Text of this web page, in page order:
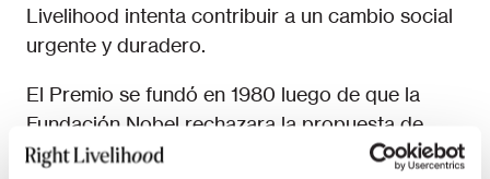
Livelihood intenta contribuir a un cambio social
urgente y duradero.
El Premio se fundó en 1980 luego de que la
Fundación Nobel rechazara la propuesta de
crear dos nuevos galardones para honrar a